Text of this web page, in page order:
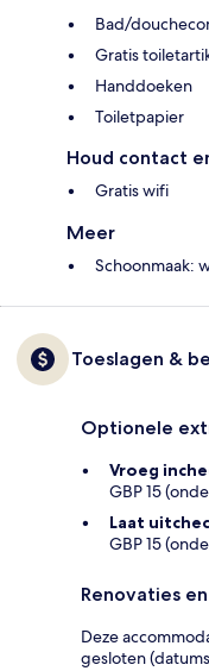
Bad/
Gratis
Handdoeken
Toiletpapier
Houd contact
Gratis wifi
Meer
Schoonmaak:
Toeslagen &
Optionele
Vroeg
GBP 15
Laat
GBP 15
Renovaties
Deze
gesloten